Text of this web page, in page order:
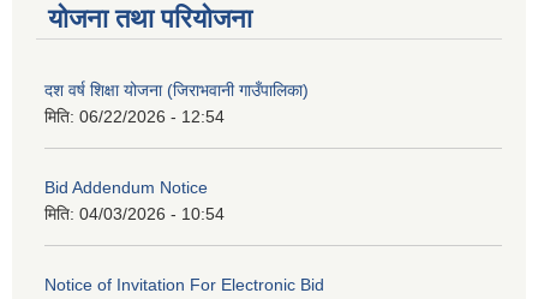
योजना तथा परियोजना
दश वर्ष शिक्षा योजना (जिराभवानी गाउँपालिका)
मिति: 06/22/2026 - 12:54
Bid Addendum Notice
मिति: 04/03/2026 - 10:54
Notice of Invitation For Electronic Bid